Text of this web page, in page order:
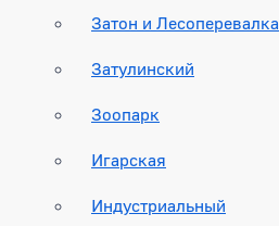
Затон и Лесоперевалка
Затулинский
Зоопарк
Игарская
Индустриальный